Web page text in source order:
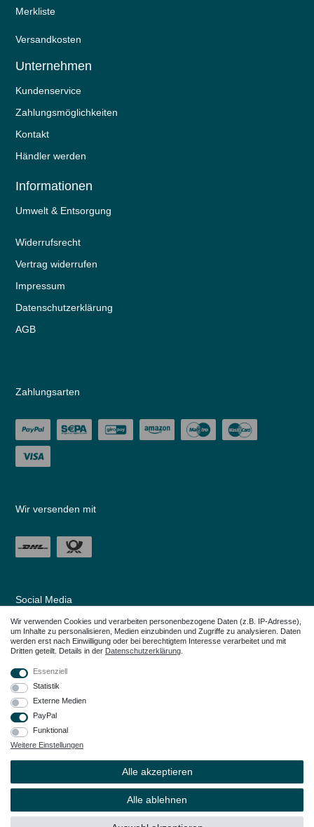
Merkliste
Versandkosten
Unternehmen
Kundenservice
Zahlungsmöglichkeiten
Kontakt
Händler werden
Informationen
Umwelt & Entsorgung
Widerrufs­recht
Vertrag widerrufen
Impressum
Daten­schutz­erklärung
AGB
Zahlungsarten
Wir versenden mit
Social Media
Warenzeichen Ihrer Eigentümer.
© Copyright 2026 – Dauerkauer | Alle Rechte vorbehalten.
Wir verwenden Cookies und verarbeiten personenbezogene Daten (z.B. IP-Adresse),
um Inhalte zu personalisieren, Medien einzubinden und Zugriffe zu analysieren. Daten
werden erst nach Einwilligung oder bei berechtigtem Interesse verarbeitet und mit
Dritten geteilt. Details in der Daten­schutz­erklärung
Essenziell
Statistik
Externe Medien
PayPal
Funktional
Weitere Einstellungen
Alle akzeptieren
Alle ablehnen